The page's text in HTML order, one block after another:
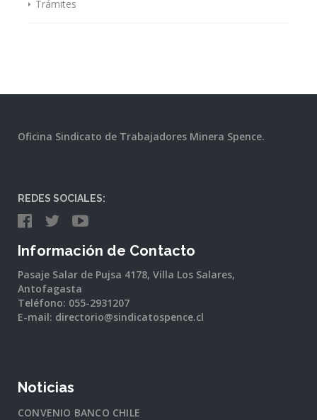
Trámites
Oficina Sindicato de Trabajadores Minera Spence.
REDES SOCIALES:
Información de Contacto
Pasaje Salar de Pujsa 4178, Villa Los Salares,
Antofagasta
Teléfono: 055-2931207
E-mail: directorio@sindicatospence.cl
Noticias
CONVENIO BANCO CHILE